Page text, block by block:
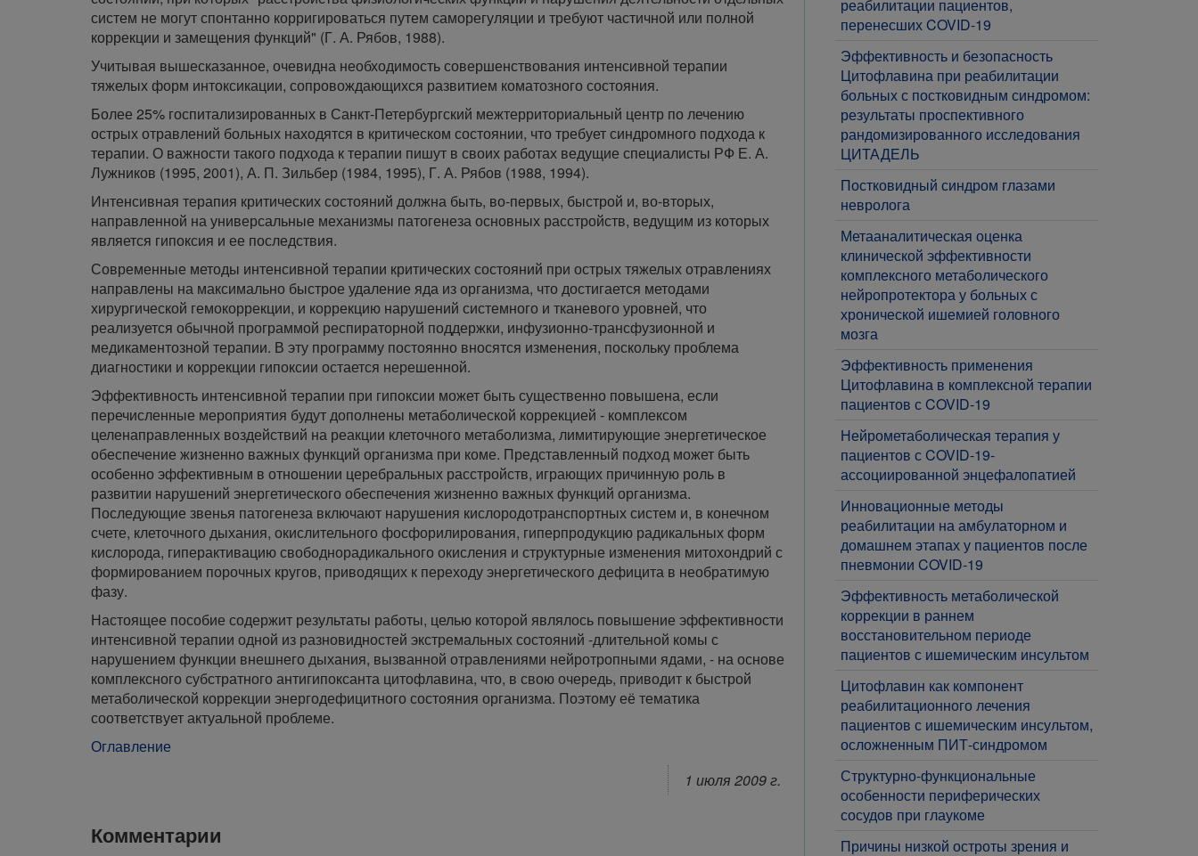
систем не могут спонтанно корригироваться путем саморегуляции и требуют частичной или полной
коррекции и замещения функций" (Г. А. Рябов, 1988).
Учитывая вышесказанное, очевидна необходимость совершенствования интенсивной терапии
тяжелых форм интоксикации, сопровождающихся развитием коматозного состояния.
Более 25% госпитализированных в Санкт-Петербургский межтерриториальный центр по лечению
острых отравлений больных находятся в критическом состоянии, что требует синдромного подхода к
терапии. О важности такого подхода к терапии пишут в своих работах ведущие специалисты РФ Е. А.
Лужников (1995, 2001), А. П. Зильбер (1984, 1995), Г. А. Рябов (1988, 1994).
Интенсивная терапия критических состояний должна быть, во-первых, быстрой и, во-вторых,
направленной на универсальные механизмы патогенеза основных расстройств, ведущим из которых
является гипоксия и ее последствия.
Современные методы интенсивной терапии критических состояний при острых тяжелых отравлениях
направлены на максимально быстрое удаление яда из организма, что достигается методами
хирургической гемокоррекции, и коррекцию нарушений системного и тканевого уровней, что
реализуется обычной программой респираторной поддержки, инфузионно-трансфузионной и
медикаментозной терапии. В эту программу постоянно вносятся изменения, поскольку проблема
диагностики и коррекции гипоксии остается нерешенной.
Эффективность интенсивной терапии при гипоксии может быть существенно повышена, если
перечисленные мероприятия будут дополнены метаболической коррекцией - комплексом
целенаправленных воздействий на реакции клеточного метаболизма, лимитирующие энергетическое
обеспечение жизненно важных функций организма при коме. Представленный подход может быть
особенно эффективным в отношении церебральных расстройств, играющих причинную роль в
развитии нарушений энергетического обеспечения жизненно важных функций организма.
Последующие звенья патогенеза включают нарушения кислородотранспортных систем и, в конечном
счете, клеточного дыхания, окислительного фосфорилирования, гиперпродукцию радикальных форм
кислорода, гиперактивацию свободнорадикального окисления и структурные изменения митохондрий с
формированием порочных кругов, приводящих к переходу энергетического дефицита в необратимую
фазу.
Настоящее пособие содержит результаты работы, целью которой являлось повышение эффективности
интенсивной терапии одной из разновидностей экстремальных состояний -длительной комы с
нарушением функции внешнего дыхания, вызванной отравлениями нейротропными ядами, - на основе
комплексного субстратного антигипоксанта цитофлавина, что, в свою очередь, приводит к быстрой
метаболической коррекции энергодефицитного состояния организма. Поэтому её тематика
соответствует актуальной проблеме.
Оглавление
1 июля 2009 г.
Комментарии
реабилитации пациентов,
перенесших COVID-19
​Эффективность и безопасность
Цитофлавина при реабилитации
больных с постковидным синдромом:
результаты проспективного
рандомизированного исследования
ЦИТАДЕЛЬ
​Постковидный синдром глазами
невролога
​Метааналитическая оценка
клинической эффективности
комплексного метаболического
нейропротектора у больных с
хронической ишемией головного
мозга
​Эффективность применения
Цитофлавина в комплексной терапии
пациентов с COVID-19
​Нейрометаболическая терапия у
пациентов с COVID-19-
ассоциированной энцефалопатией
Инновационные методы
реабилитации на амбулаторном и
домашнем этапах у пациентов после
пневмонии COVID-19
​Эффективность метаболической
коррекции в раннем
восстановительном периоде
пациентов с ишемическим инсультом
​Цитофлавин как компонент
реабилитационного лечения
пациентов с ишемическим инсультом,
осложненным ПИТ-синдромом
​Структурно-функциональные
особенности периферических
сосудов при глаукоме
​Причины низкой остроты зрения и